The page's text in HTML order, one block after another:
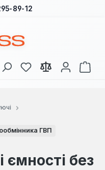
89-12
У вас є 0 у списку
ГВП
без